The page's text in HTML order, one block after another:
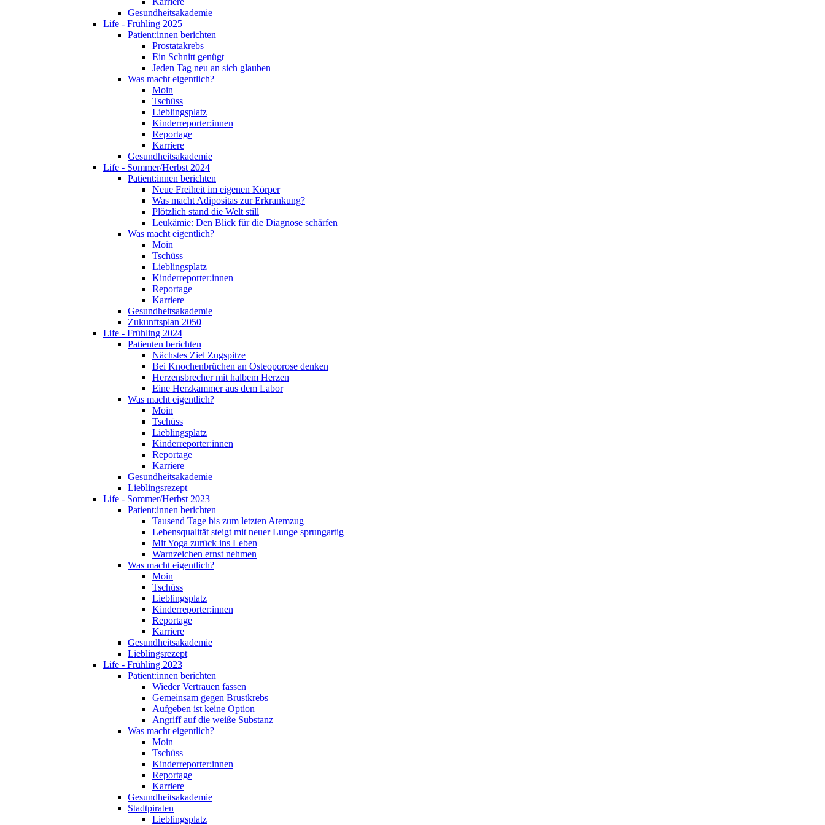
Gesundheitsakademie
Life - Frühling 2025
Patient:innen berichten
Prostatakrebs
Ein Schnitt genügt
Jeden Tag neu an sich glauben
Was macht eigentlich?
Moin
Tschüss
Lieblingsplatz
Kinderreporter:innen
Reportage
Karriere
Gesundheitsakademie
Life - Sommer/Herbst 2024
Patient:innen berichten
Neue Freiheit im eigenen Körper
Was macht Adipositas zur Erkrankung?
Plötzlich stand die Welt still
Leukämie: Den Blick für die Diagnose schärfen
Was macht eigentlich?
Moin
Tschüss
Lieblingsplatz
Kinderreporter:innen
Reportage
Karriere
Gesundheitsakademie
Zukunftsplan 2050
Life - Frühling 2024
Patienten berichten
Nächstes Ziel Zugspitze
Bei Knochenbrüchen an Osteoporose denken
Herzensbrecher mit halbem Herzen
Eine Herzkammer aus dem Labor
Was macht eigentlich?
Moin
Tschüss
Lieblingsplatz
Kinderreporter:innen
Reportage
Karriere
Gesundheitsakademie
Lieblingsrezept
Life - Sommer/Herbst 2023
Patient:innen berichten
Tausend Tage bis zum letzten Atemzug
Lebensqualität steigt mit neuer Lunge sprungartig
Mit Yoga zurück ins Leben
Warnzeichen ernst nehmen
Was macht eigentlich?
Moin
Tschüss
Lieblingsplatz
Kinderreporter:innen
Reportage
Karriere
Gesundheitsakademie
Lieblingsrezept
Life - Frühling 2023
Patient:innen berichten
Wieder Vertrauen fassen
Gemeinsam gegen Brustkrebs
Aufgeben ist keine Option
Angriff auf die weiße Substanz
Was macht eigentlich?
Moin
Tschüss
Kinderreporter:innen
Reportage
Karriere
Gesundheitsakademie
Stadtpiraten
Lieblingsplatz